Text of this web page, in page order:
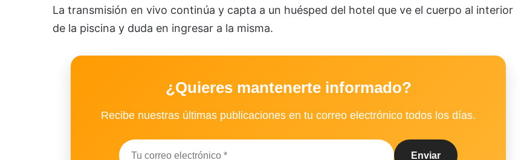
La transmisión en vivo continúa y capta a un huésped del hotel que ve el cuerpo al interior
de la piscina y duda en ingresar a la misma.
¿Quieres mantenerte informado?
Recibe nuestras últimas publicaciones en tu correo electrónico todos los días.